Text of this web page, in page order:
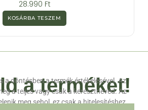
z
5
b
l
28.990 Ft
KOSÁRBA TESZEM
a terméket!
a döntésben a termék értékelésével. Az
a teljes vagy csak a keresztneved. Az
meg sehol, ez csak a hitelesítéshez